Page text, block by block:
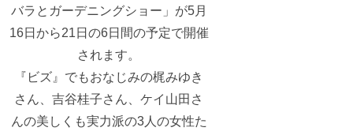
バラとガーデニングショー」が5月
16日から21日の6日間の予定で開催
されます。
『ビズ』でもおなじみの梶みゆき
さん、吉谷桂子さん、ケイ山田さ
んの美しくも実力派の3人の女性た